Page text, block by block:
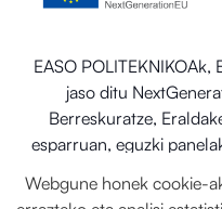
EASO
jaso ditu
Berreskuratze,
esparruan, eguzki
berriztagarriekin, baita
Webgune honek cookie-